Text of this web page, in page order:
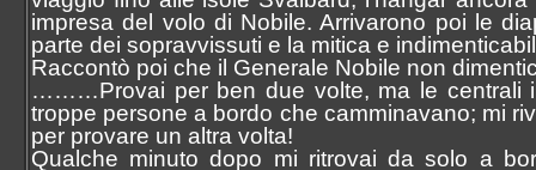
impresa del volo di Nobile. Arrivarono poi le
parte dei sopravvissuti e la mitica e
Raccontò poi che il Generale Nobile non
………Provai per ben due volte, ma le centrali
troppe persone a bordo che camminavano; mi
per provare un altra volta!
Qualche minuto dopo mi ritrovai da solo a